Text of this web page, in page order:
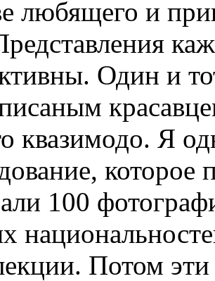
любящего и
Один и
квазимодо. Я
100
Потом